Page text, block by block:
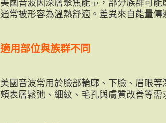
美國音波因深層聚焦能量，部分族群可
通常被形容為溫熱舒適。差異來自能量傳
適用部位與族群不同
美國音波常用於臉部輪廓、下臉、眉眼
頰表層鬆弛、細紋、毛孔與膚質改善等需